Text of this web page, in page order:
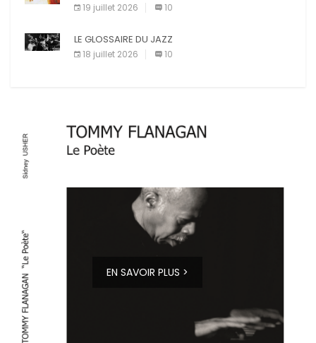
19 juillet 2026 10
LE GLOSSAIRE DU JAZZ
18 juillet 2026 10
EN SAVOIR PLUS >